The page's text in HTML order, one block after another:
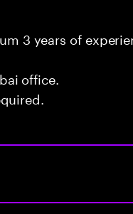
3 years of
office.